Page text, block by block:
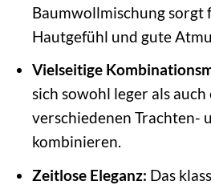
Baumwollmischung sorgt
Hautgefühl und gute
Vielseitige
sich sowohl leger als
verschiedenen Trachten-
kombinieren.
Zeitlose Eleganz: Das